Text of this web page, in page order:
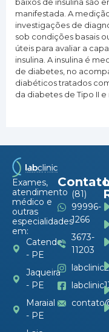
manifestada. A
investigações de
sob condições basais
úteis para avaliar a
insulina. A insulina é
de diabetes, no
diabéticos tratados
da diabetes de Tipo II
Exames,
atendimento
médico e
outras
especialidades
em:
Catende
- PE
Jaqueira
- PE
Maraial
- PE
(81)
99996-
1266
3673-
11203
labclinic2